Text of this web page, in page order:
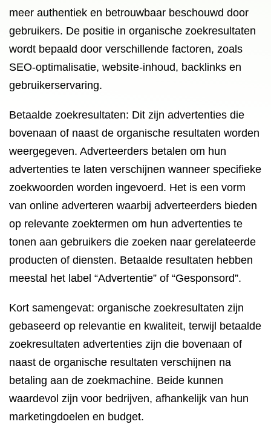
meer authentiek en betrouwbaar beschouwd door
gebruikers. De positie in organische zoekresultaten
wordt bepaald door verschillende factoren, zoals
SEO-optimalisatie, website-inhoud, backlinks en
gebruikerservaring.
Betaalde zoekresultaten: Dit zijn advertenties die
bovenaan of naast de organische resultaten worden
weergegeven. Adverteerders betalen om hun
advertenties te laten verschijnen wanneer specifieke
zoekwoorden worden ingevoerd. Het is een vorm
van online adverteren waarbij adverteerders bieden
op relevante zoektermen om hun advertenties te
tonen aan gebruikers die zoeken naar gerelateerde
producten of diensten. Betaalde resultaten hebben
meestal het label “Advertentie” of “Gesponsord”.
Kort samengevat: organische zoekresultaten zijn
gebaseerd op relevantie en kwaliteit, terwijl betaalde
zoekresultaten advertenties zijn die bovenaan of
naast de organische resultaten verschijnen na
betaling aan de zoekmachine. Beide kunnen
waardevol zijn voor bedrijven, afhankelijk van hun
marketingdoelen en budget.